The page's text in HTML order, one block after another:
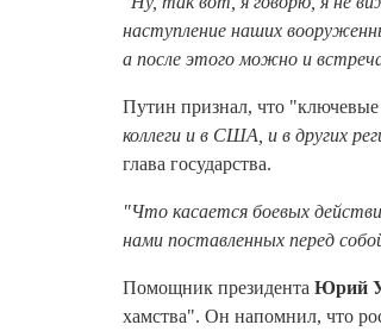
наступление наших
а после этого можно и
Путин признал, что
коллеги и в США, и в других
глава государства.
"Что касается боевых
нами поставленных перед
Помощник президента Юрий
хамства". Он напомнил, что